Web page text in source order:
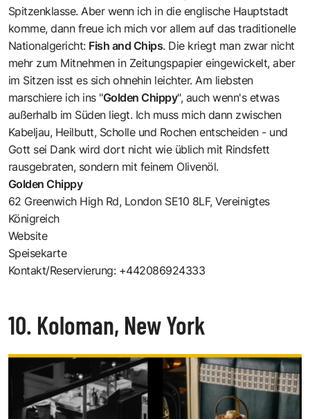
Spitzenklasse. Aber wenn ich in die englische Hauptstadt
komme, dann freue ich mich vor allem auf das traditionelle
Nationalgericht: Fish and Chips. Die kriegt man zwar nicht
mehr zum Mitnehmen in Zeitungspapier eingewickelt, aber
im Sitzen isst es sich ohnehin leichter. Am liebsten
marschiere ich ins "Golden Chippy", auch wenn's etwas
außerhalb im Süden liegt. Ich muss mich dann zwischen
Kabeljau, Heilbutt, Scholle und Rochen entscheiden - und
Gott sei Dank wird dort nicht wie üblich mit Rindsfett
rausgebraten, sondern mit feinem Olivenöl.
Golden Chippy
62 Greenwich High Rd, London SE10 8LF, Vereinigtes
Königreich
Website
Speisekarte
Kontakt/Reservierung: +442086924333
10. Koloman, New York